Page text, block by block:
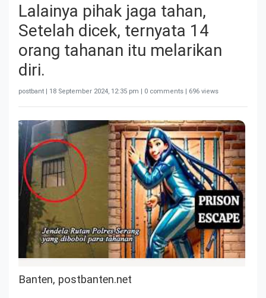
Lalainya pihak jaga tahan,
Setelah dicek, ternyata 14
orang tahanan itu melarikan
diri.
postbant | 18 September 2024, 12:35 pm | 0 comments | 696 views
Banten, postbanten.net